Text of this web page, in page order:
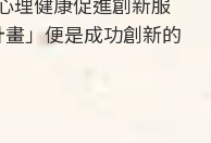
」便是成功創新的